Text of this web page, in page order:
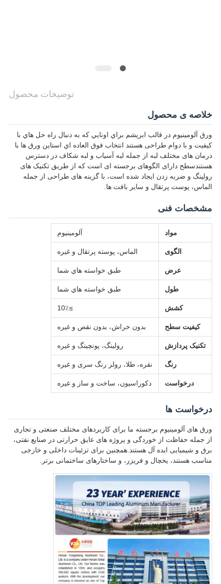
توضیحات محصول
خلاصه ی محصول
ورق آلومينيوم در قالب ابريشم براي اونايي که به دنبال راه حل هاي با
کيفيت و با دوام طراحی هستند انتخاب فوق العاده اي استاین ورق ها با
درمان های مختلف لبه از جمله لبه آسیاب و لبه شکاف در دسترس
هستندسطح دارای الگوهای برجسته ای است که از طریق تکنیک های
رولینگ و ضربه زدن ایجاد شده است، با گزینه های طراحی از جمله
الماس، پوست پرتقال و سایر بافت ها.
مشخصات فنی
مواد آلومینیوم
الگوی الماس، پوسته پرتقال و غیره
عرض طبق خواسته هاي شما
طول طبق خواسته هاي شما
کشش ≥10٪
کیفیت سطح بدون خراش، بدون نقص و غیره
تکنیک پردازش رولینگ، پونچینگ و غیره
رنگ نقره، طلا، رولر رنگ سری و غیره
درخواست دکوراسیون، ساخت و ساز و غیره
درخواست ها
ورق های آلومینیوم برجسته ما برای کاربردهای مختلف صنعتی و تجاری
از جمله حفاظت از خوردگی و پروژه های عایق حرارتی در صنایع نفتی،
برق و شیمیایی ایده آل هستند.همچنین برای تزئینات داخلی و خارجی
مناسب هستند، یخچال و فریزر، و ساختارهای ساختمانی برتر.